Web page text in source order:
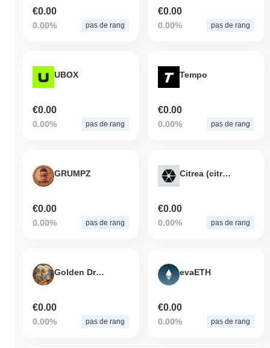
€0.00
0.00% pas de rang
€0.00
0.00% pas de rang
UBOX
€0.00
0.00% pas de rang
Tempo
€0.00
0.00% pas de rang
GRUMPZ
€0.00
0.00% pas de rang
Citrea (citrea.vip)
€0.00
0.00% pas de rang
Golden Dragon
€0.00
0.00% pas de rang
evaETH
€0.00
0.00% pas de rang